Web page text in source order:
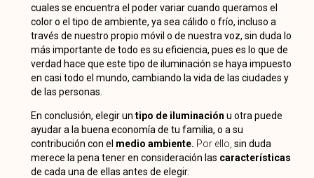
cuales se encuentra el poder variar cuando queramos el
color o el tipo de ambiente, ya sea cálido o frío, incluso a
través de nuestro propio móvil o de nuestra voz, sin duda lo
más importante de todo es su eficiencia, pues es lo que de
verdad hace que este tipo de iluminación se haya impuesto
en casi todo el mundo, cambiando la vida de las ciudades y
de las personas.
En conclusión, elegir un tipo de iluminación u otra puede
ayudar a la buena economía de tu familia, o a su
contribución con el medio ambiente. Por ello, sin duda
merece la pena tener en consideración las características
de cada una de ellas antes de elegir.